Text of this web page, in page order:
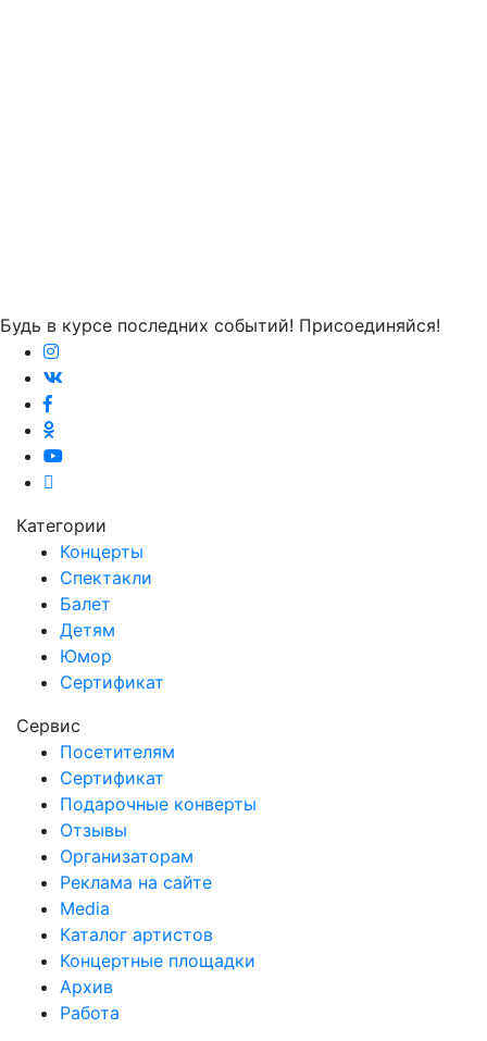
Будь в курсе последних событий! Присоединяйся!
Категории
Концерты
Спектакли
Балет
Детям
Юмор
Сертификат
Сервис
Посетителям
Сертификат
Подарочные конверты
Отзывы
Организаторам
Реклама на сайте
Media
Каталог артистов
Концертные площадки
Архив
Работа